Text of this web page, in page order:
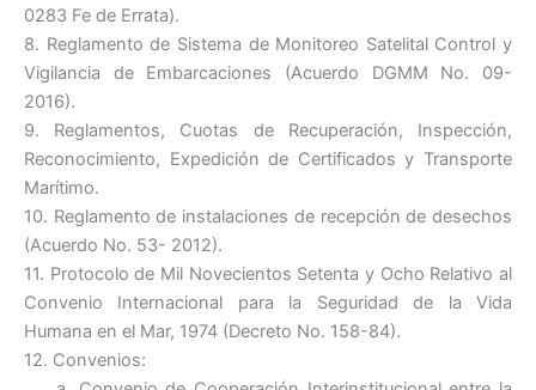
0283 Fe de Errata).
8. Reglamento de Sistema de Monitoreo Satelital Control y
Vigilancia de Embarcaciones (Acuerdo DGMM No. 09-
2016).
9. Reglamentos, Cuotas de Recuperación, Inspección,
Reconocimiento, Expedición de Certificados y Transporte
Marítimo.
10. Reglamento de instalaciones de recepción de desechos
(Acuerdo No. 53- 2012).
11. Protocolo de Mil Novecientos Setenta y Ocho Relativo al
Convenio Internacional para la Seguridad de la Vida
Humana en el Mar, 1974 (Decreto No. 158-84).
12. Convenios: